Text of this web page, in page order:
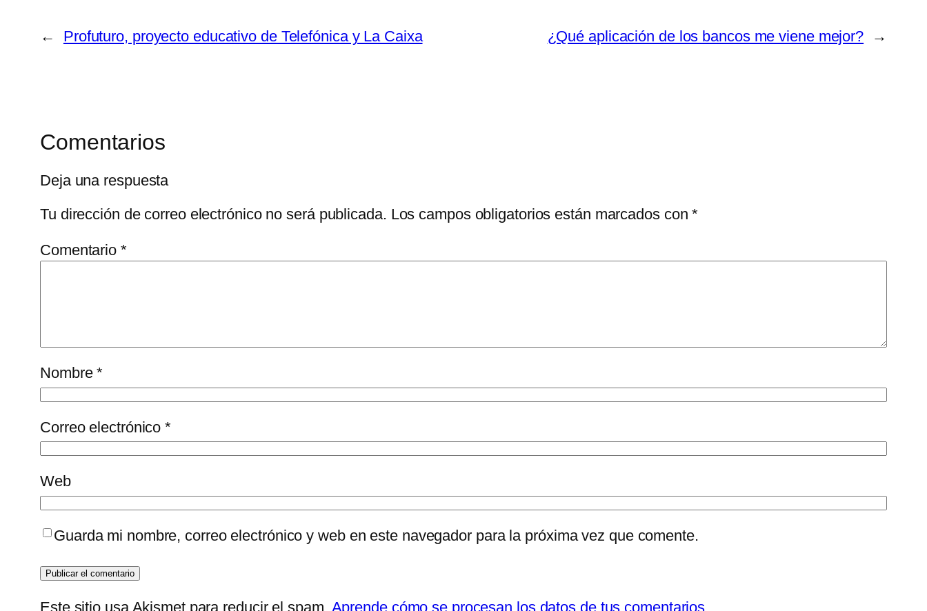
← Profuturo, proyecto educativo de Telefónica y La Caixa ¿Qué aplicación de los bancos me viene mejor? →
Comentarios
Deja una respuesta
Tu dirección de correo electrónico no será publicada. Los campos obligatorios están marcados con*
Comentario *
Nombre*
Correo electrónico*
Web
Guarda mi nombre, correo electrónico y web en este navegador para la próxima vez que comente.
Este sitio usa Akismet para reducir el spam. Aprende cómo se procesan los datos de tus comentarios.